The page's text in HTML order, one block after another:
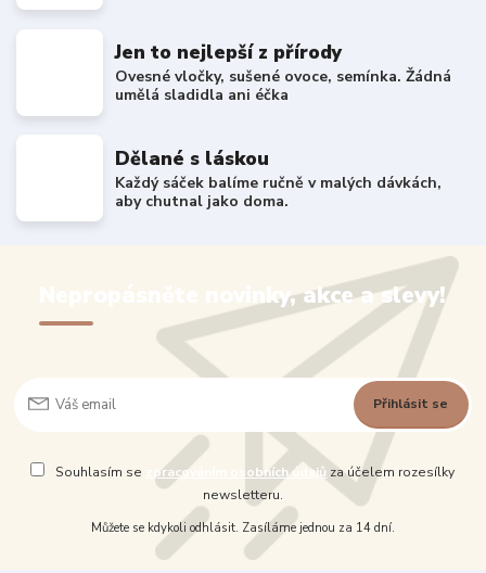
Jen to nejlepší z přírody
Ovesné vločky, sušené ovoce, semínka. Žádná
umělá sladidla ani éčka
Dělané s láskou
Každý sáček balíme ručně v malých dávkách,
aby chutnal jako doma.
Nepropásněte novinky, akce a slevy!
Přihlásit se
Souhlasím se zpracováním osobních údajů za účelem rozesílky
newsletteru.
Můžete se kdykoli odhlásit. Zasíláme jednou za 14 dní.